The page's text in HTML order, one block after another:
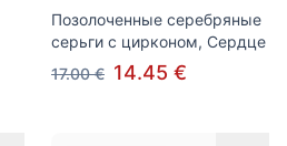
Позолоченные серебряные
серьги с цирконом, Сердце
17.00 € 14.45 €